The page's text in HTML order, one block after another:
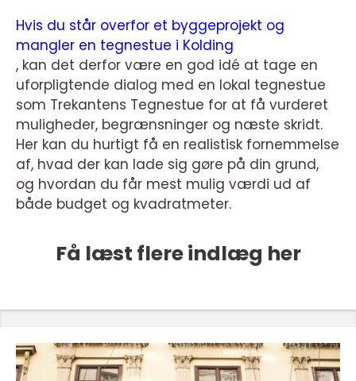
Hvis du står overfor et byggeprojekt og
mangler en tegnestue i Kolding
, kan det derfor være en god idé at tage en
uforpligtende dialog med en lokal tegnestue
som Trekantens Tegnestue for at få vurderet
muligheder, begrænsninger og næste skridt.
Her kan du hurtigt få en realistisk fornemmelse
af, hvad der kan lade sig gøre på din grund,
og hvordan du får mest mulig værdi ud af
både budget og kvadratmeter.
Få læst flere indlæg her